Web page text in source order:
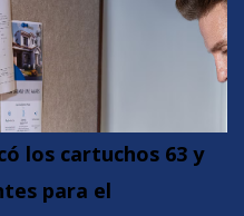
los cartuchos 63 y
para el